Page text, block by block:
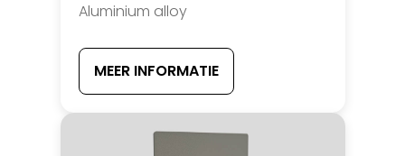
Aluminium alloy
MEER INFORMATIE